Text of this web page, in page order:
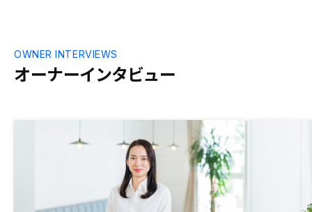
オーナーインタビュー
OWNER INTERVIEWS